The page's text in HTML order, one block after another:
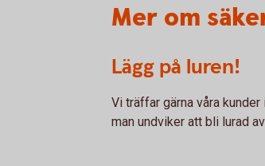
Mer om
Lägg på luren!
Vi träffar gärna våra
man undviker att bli lurad